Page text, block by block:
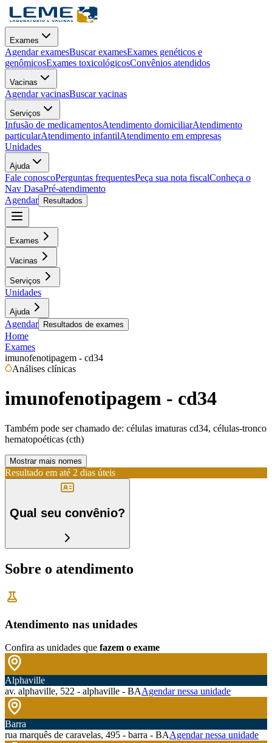
Exames
Agendar examesBuscar examesExames genéticos e
genômicosExames toxicológicosConvênios atendidos
Vacinas
Agendar vacinasBuscar vacinas
Serviços
Infusão de medicamentosAtendimento domiciliarAtendimento
particularAtendimento infantilAtendimento em empresas
Unidades
Ajuda
Fale conoscoPerguntas frequentesPeça sua nota fiscalConheça o
Nav DasaPré-atendimento
Agendar
Resultados
Exames
Vacinas
Serviços
Unidades
Ajuda
Agendar Resultados de exames
Home
Exames
imunofenotipagem - cd34
Análises clínicas
imunofenotipagem - cd34
Também pode ser chamado de: células imaturas cd34, células-tronco
hematopoéticas (cth)
Mostrar mais nomes
Resultado em até 2 dias úteis
Qual seu convênio?
Sobre o atendimento
Atendimento nas unidades
Confira as unidades que fazem o exame
Alphaville
av. alphaville, 522 - alphaville - BAAgendar nessa unidade
Barra
rua marquês de caravelas, 495 - barra - BAAgendar nessa unidade